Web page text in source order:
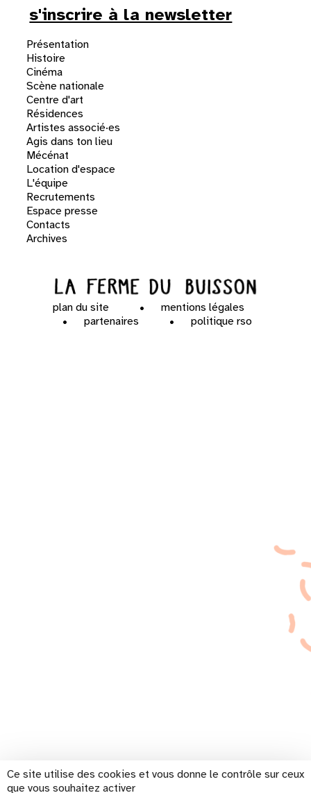
Ce site utilise des cookies et vous donne le contrôle sur ceux
que vous souhaitez activer
s'inscrire à la newsletter
Présentation
Histoire
Cinéma
Scène nationale
Centre d'art
Résidences
Artistes associé·es
Agis dans ton lieu
Mécénat
Location d'espace
L'équipe
Recrutements
Espace presse
Contacts
Archives
plan du site
mentions légales
partenaires
politique rso